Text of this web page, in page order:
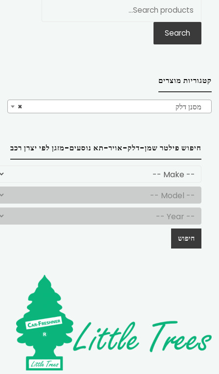
Search
קטגוריות מוצרים
× מסנן דלק
חיפוש פילטר שמן-דלק-אויר-תא נוסעים-מזגן לפי יצרן רכב
חיפוש